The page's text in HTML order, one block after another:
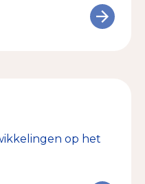
op het